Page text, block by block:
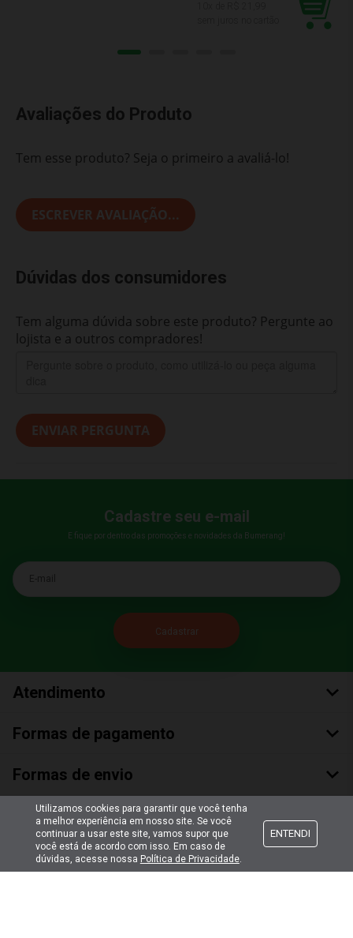
Avaliações do Produto
Tem esse produto? Seja o primeiro a avaliá-lo!
ESCREVER AVALIAÇÃO...
Dúvidas dos consumidores
Tem alguma dúvida sobre este produto? Pergunte ao
lojista e a outros compradores!
ENVIAR PERGUNTA
Cadastre seu e-mail
E fique por dentro das promoções e novidades da Bumerang!
E-mail
Atendimento
Formas de pagamento
Formas de envio
Selos de segurança
Utilizamos cookies para garantir que você tenha
a melhor experiência em nosso site. Se você
continuar a usar este site, vamos supor que
você está de acordo com isso. Em caso de
dúvidas, acesse nossa Política de Privacidade.
ENTENDI